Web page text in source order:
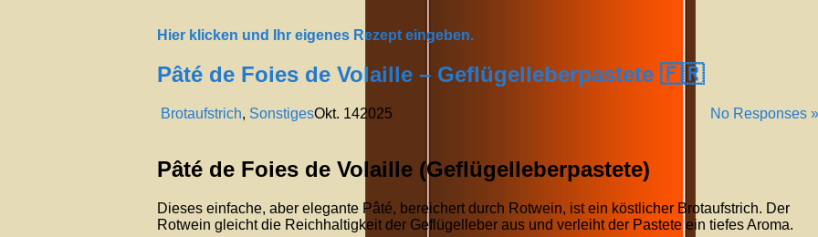
Hier klicken und Ihr eigenes Rezept eingeben.
Pâté de Foies de Volaille – Geflügelleberpastete 🇫🇷
Brotaufstrich, Sonstiges No Responses »
Okt. 142025
Pâté de Foies de Volaille (Geflügelleberpastete)
Dieses einfache, aber elegante Pâté, bereichert durch Rotwein, ist ein köstlicher Brotaufstrich. Der
Rotwein gleicht die Reichhaltigkeit der Geflügelleber aus und verleiht der Pastete ein tiefes Aroma.